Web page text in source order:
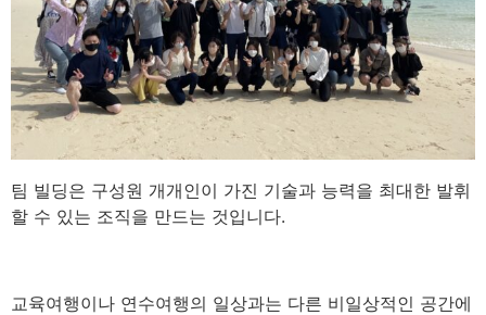
팀 빌딩은 구성원 개개인이 가진 기술과 능력을 최대한 발휘
할 수 있는 조직을 만드는 것입니다.
교육여행이나 연수여행의 일상과는 다른 비일상적인 공간에